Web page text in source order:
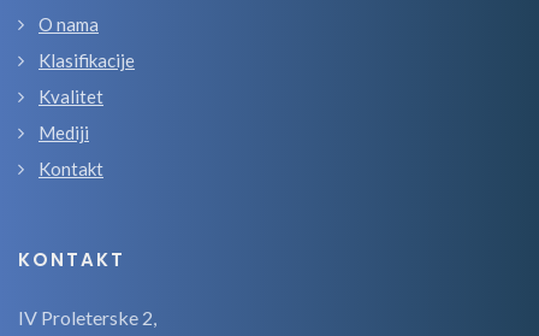
O nama
Klasifikacije
Kvalitet
Mediji
Kontakt
KONTAKT
IV Proleterske 2,